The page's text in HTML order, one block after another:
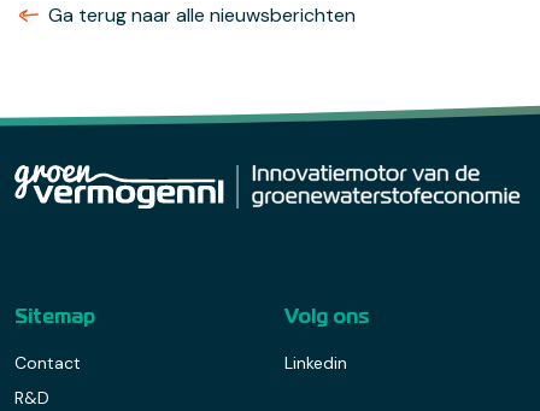
Ga terug naar alle nieuwsberichten
Sitemap
Contact
R&D
Volg ons
Linkedin